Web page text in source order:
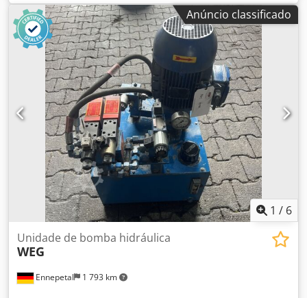
Anúncio classificado
1 / 6
Ennepetal 1 793 km
Unidade de bomba hidráulica
WEG